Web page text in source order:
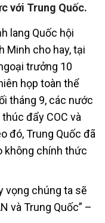
với Trung Quốc.
lang Quốc hội
Minh cho hay, tại
trưởng 10
họp toàn thể
tháng 9, các nước
đẩy COC và
đó, Trung Quốc đã
không chính thức
vọng chúng ta sẽ
và Trung Quốc” –